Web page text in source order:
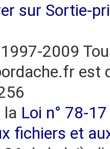
sur Sortie-
2009
est
la Loi n° 78-
fichiers et